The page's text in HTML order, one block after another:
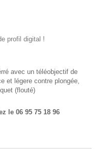
profil digital !
avec un téléobjectif de
et légere contre plongée,
(flouté)
le 06 95 75 18 96